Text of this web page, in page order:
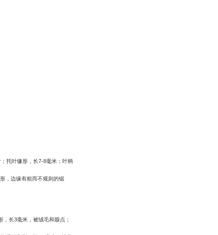
托叶镰形，长7-8毫米；叶柄
，边缘有粗而不规则的锯
，长3毫米，被绒毛和腺点；